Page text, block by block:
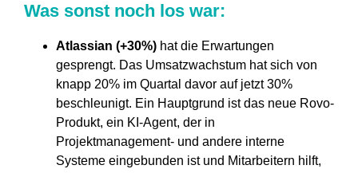
Was sonst noch los war:
Atlassian (+30%) hat die Erwartungen
gesprengt. Das Umsatzwachstum hat sich von
knapp 20% im Quartal davor auf jetzt 30%
beschleunigt. Ein Hauptgrund ist das neue Rovo-
Produkt, ein KI-Agent, der in
Projektmanagement- und andere interne
Systeme eingebunden ist und Mitarbeitern hilft,